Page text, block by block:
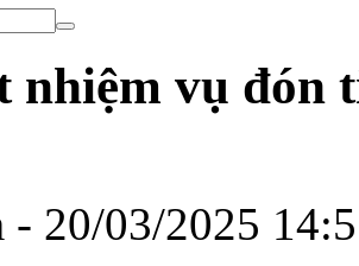
nhiệm vụ đón
- 20/03/2025